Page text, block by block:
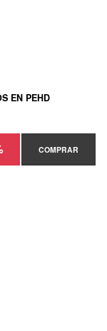
EN PEHD
COMPRAR